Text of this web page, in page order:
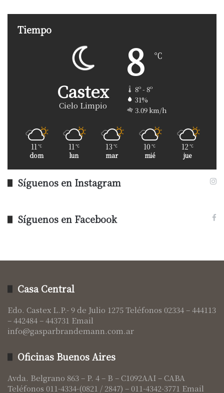
Tiempo
Castex
Cielo Limpio
8 ℃
8º - 8º
31%
3.09 km/h
11 ℃
dom
11 ℃
lun
13 ℃
mar
10 ℃
mié
12 ℃
jue
Síguenos en Instagram
Síguenos en Facebook
Casa Central
Edo. Castex L.P.- 9 de Julio 1275 Teléfonos 02334 – 444113
– 442484 – 443731 Email
info@gasparbrandemann.com.ar
Oficinas Buenos Aires
Avda. Belgrano 863 – P. 4 – B – C1092AAI – CABA
Teléfonos 011-4334-(0821 / 2847) – 011-4342-3771 Email